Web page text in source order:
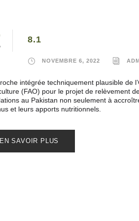
8.1
NOVEMBRE 6, 2022
intégrée techniquement plausible de
(FAO) pour le projet de relèvement
au Pakistan non seulement à
et leurs apports nutritionnels.
EN SAVOIR PLUS